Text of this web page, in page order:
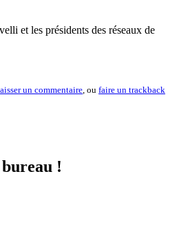
et les présidents des réseaux de
un commentaire , ou faire un trackback
!